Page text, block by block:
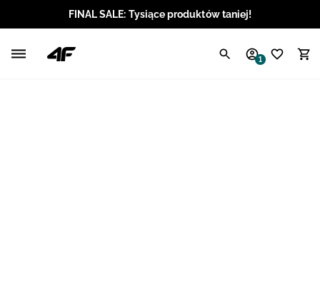
FINAL SALE: Tysiące produktów taniej!
1